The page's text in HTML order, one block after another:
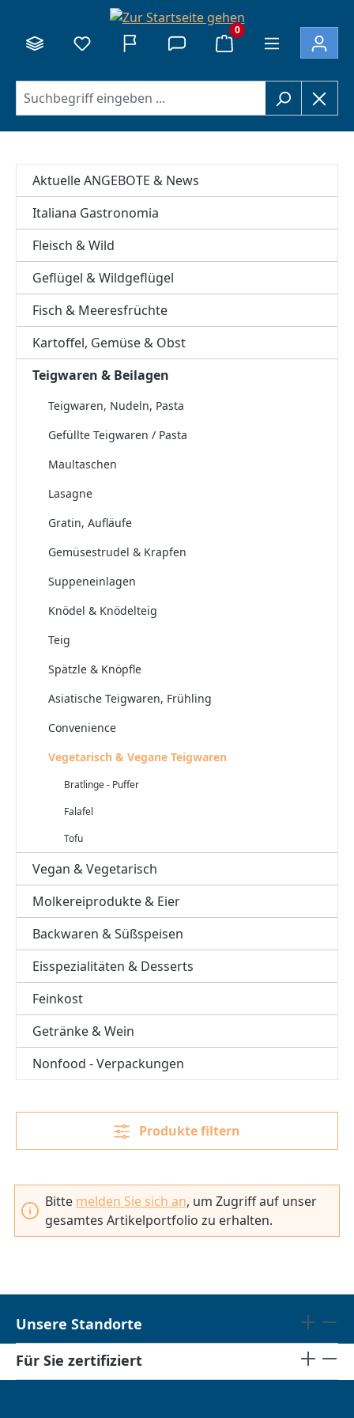
0
Aktuelle ANGEBOTE & News
Italiana Gastronomia
Fleisch & Wild
Geflügel & Wildgeflügel
Fisch & Meeresfrüchte
Kartoffel, Gemüse & Obst
Teigwaren & Beilagen
Teigwaren, Nudeln, Pasta
Gefüllte Teigwaren / Pasta
Maultaschen
Lasagne
Gratin, Aufläufe
Gemüsestrudel & Krapfen
Suppeneinlagen
Knödel & Knödelteig
Teig
Spätzle & Knöpfle
Asiatische Teigwaren, Frühling
Convenience
Vegetarisch & Vegane Teigwaren
Bratlinge - Puffer
Falafel
Tofu
Vegan & Vegetarisch
Molkereiprodukte & Eier
Backwaren & Süßspeisen
Eisspezialitäten & Desserts
Feinkost
Getränke & Wein
Nonfood - Verpackungen
Produkte filtern
Bitte melden Sie sich an, um Zugriff auf unser
gesamtes Artikelportfolio zu erhalten.
Unsere Standorte
Für Sie zertifiziert